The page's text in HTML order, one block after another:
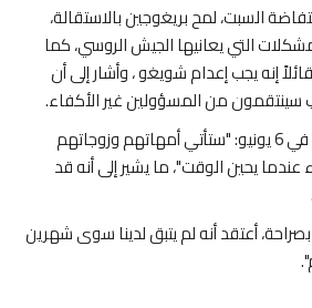
السبت، لمح بريغوجين بالاستقالة،
التي يعانيها الجيش الروسي، كما
إنه يجب إعدام شويغو ، وأشار إلى أن
سينتقمون من المسؤولين غير الأكفاء.
وقال في مقابلة بالفيديو في 6 يونيو: "ستأتي أمهاتهم وزوجاتهم
يحين الوقت"، ما يشير إلى أنه قد
أعتقد أنه لم يتبق لدينا سوى شهرين